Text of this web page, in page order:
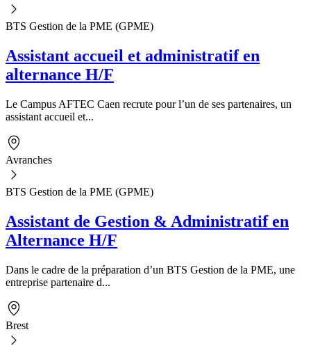
BTS Gestion de la PME (GPME)
Assistant accueil et administratif en
alternance H/F
Le Campus AFTEC Caen recrute pour l’un de ses partenaires, un
assistant accueil et...
Avranches
BTS Gestion de la PME (GPME)
Assistant de Gestion & Administratif en
Alternance H/F
Dans le cadre de la préparation d’un BTS Gestion de la PME, une
entreprise partenaire d...
Brest